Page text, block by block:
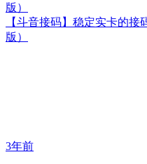
版）
【斗音接码】稳定实卡的
版）
3年前